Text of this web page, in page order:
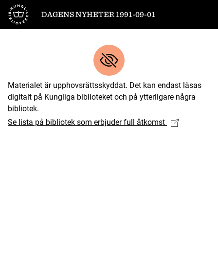
Till startsidan
DAGENS NYHETER 1991-09-01
Materialet är upphovsrättsskyddat. Det kan endast läsas
digitalt på Kungliga biblioteket och på ytterligare några
bibliotek.
Se lista på bibliotek som erbjuder full åtkomst